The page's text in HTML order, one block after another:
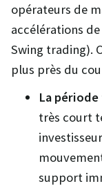
opérateurs de
accélérations
Swing trading).
plus près du
La période
très court
support